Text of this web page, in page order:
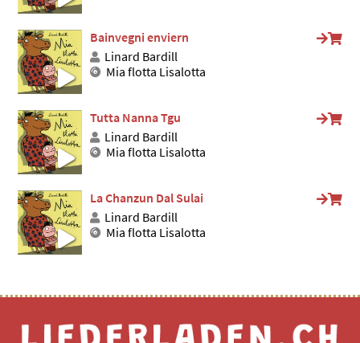
Bainvegni enviern
Linard Bardill
Mia flotta Lisalotta
Tutta Nanna Tgu
Linard Bardill
Mia flotta Lisalotta
La Chanzun Dal Sulai
Linard Bardill
Mia flotta Lisalotta